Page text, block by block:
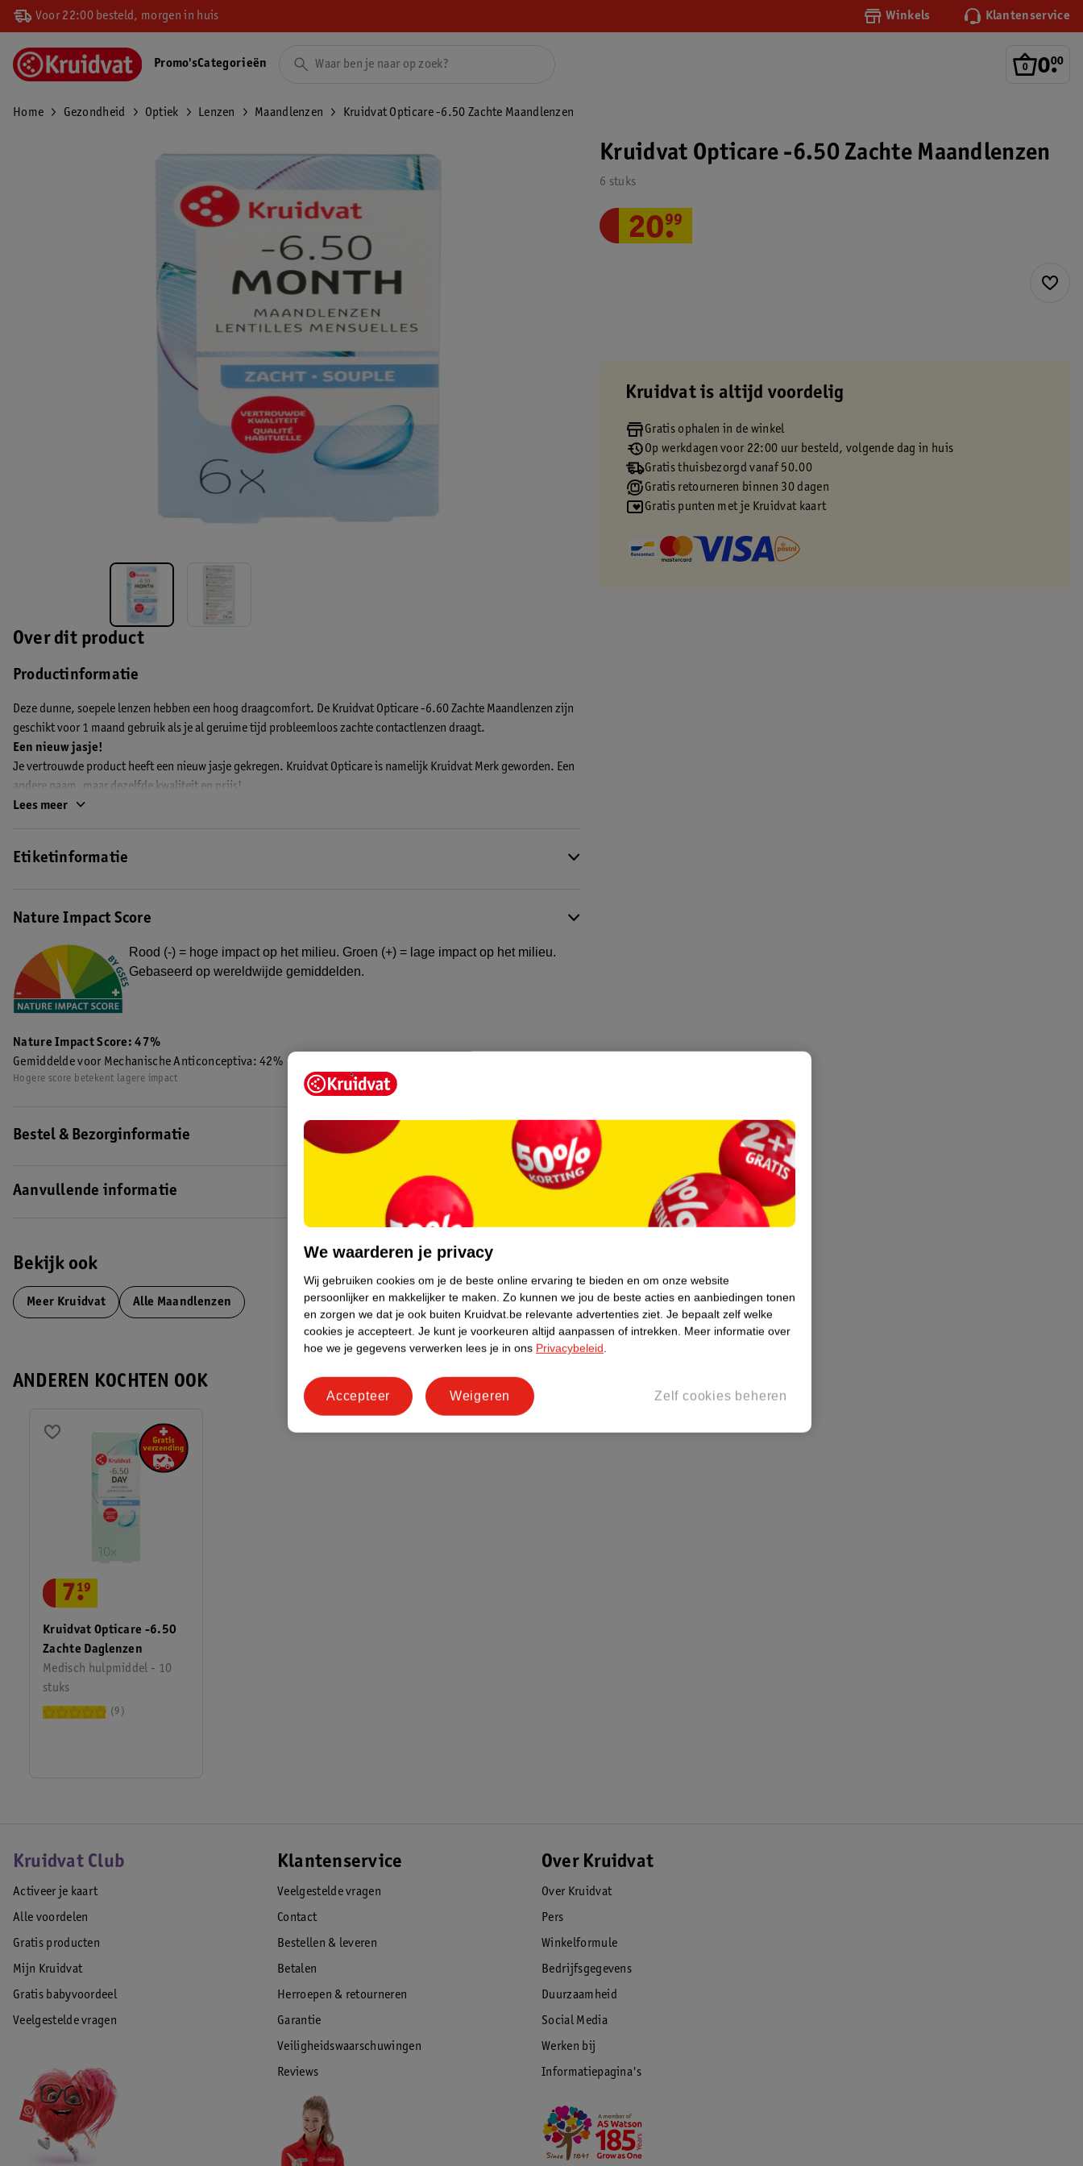
Voor 22:00 besteld, morgen in huis Winkels Klantenservice
0.
00
Promo'sCategorieën
Home Gezondheid Optiek Lenzen Maandlenzen Kruidvat Opticare -6.50 Zachte Maandlenzen
Over dit product
Productinformatie
Deze dunne, soepele lenzen hebben een hoog draagcomfort. De Kruidvat Opticare -6.60 Zachte Maandlenzen zijn
geschikt voor 1 maand gebruik als je al geruime tijd probleemloos zachte contactlenzen draagt.
Een nieuw jasje!
Je vertrouwde product heeft een nieuw jasje gekregen. Kruidvat Opticare is namelijk Kruidvat Merk geworden. Een
andere naam, maar dezelfde kwaliteit en prijs!
EAN code:4719879683103,8717333991784
Lees meer
Etiketinformatie
Nature Impact Score
Rood (-) = hoge impact op het milieu. Groen (+) = lage impact op het milieu.
Gebaseerd op wereldwijde gemiddelden.
Nature Impact Score: 47%
Gemiddelde voor Mechanische Anticonceptiva: 42%
Hogere score betekent lagere impact
Bestel & Bezorginformatie
Aanvullende informatie
Bekijk ook
Meer Kruidvat Alle Maandlenzen
Kruidvat Opticare -6.50 Zachte Maandlenzen
6 stuks
20.
99
Kruidvat is altijd voordelig
Gratis ophalen in de winkel
Op werkdagen voor 22:00 uur besteld, volgende dag in huis
Gratis thuisbezorgd vanaf 50.00
Gratis retourneren binnen 30 dagen
Gratis punten met je Kruidvat kaart
ANDEREN KOCHTEN OOK
Kruidvat Opticare -6.50
Zachte Daglenzen
Medisch hulpmiddel - 10
stuks
7.
19
9
Kruidvat Club
Activeer je kaart
Alle voordelen
Gratis producten
Mijn Kruidvat
Gratis babyvoordeel
Veelgestelde vragen
Klantenservice
Veelgestelde vragen
Contact
Bestellen & leveren
Betalen
Herroepen & retourneren
Garantie
Veiligheidswaarschuwingen
Reviews
Over Kruidvat
Over Kruidvat
Pers
Winkelformule
Bedrijfsgegevens
Duurzaamheid
Social Media
Werken bij
Informatiepagina's
We waarderen je privacy
Wij gebruiken cookies om je de beste online ervaring te bieden en om onze website
persoonlijker en makkelijker te maken. Zo kunnen we jou de beste acties en aanbiedingen tonen
en zorgen we dat je ook buiten Kruidvat.be relevante advertenties ziet. Je bepaalt zelf welke
cookies je accepteert. Je kunt je voorkeuren altijd aanpassen of intrekken. Meer informatie over
hoe we je gegevens verwerken lees je in ons Privacybeleid.
Zelf cookies beheren
Weigeren
Accepteer